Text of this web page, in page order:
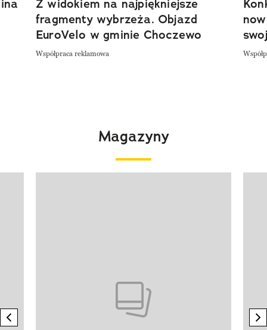
Z widokiem na najpiękniejsze
fragmenty wybrzeża. Objazd
EuroVelo w gminie Choczewo
Współpraca reklamowa
Magazyny
previous element